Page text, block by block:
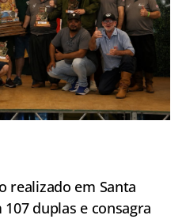
realizado em Santa
duplas e consagra